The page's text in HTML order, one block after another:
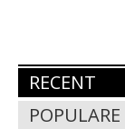
RECENT
POPULARE